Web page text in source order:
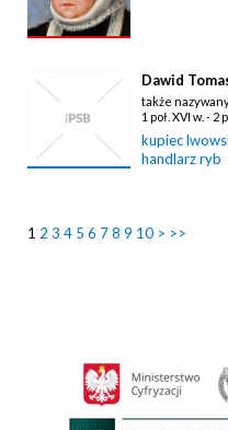
Dawid
także
1 poł. XVI w. - 2
kupiec
handlarz ryb
1 2 3 4 5 6 78 9 10 > >>